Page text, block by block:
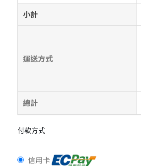
小計
運送方式
總計
付款方式
信用卡